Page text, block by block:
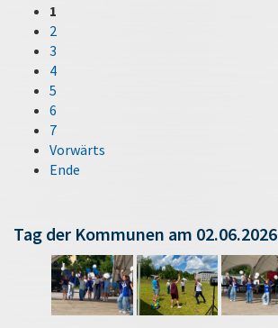
1
2
3
4
5
6
7
Vorwärts
Ende
Tag der Kommunen am 02.06.2026